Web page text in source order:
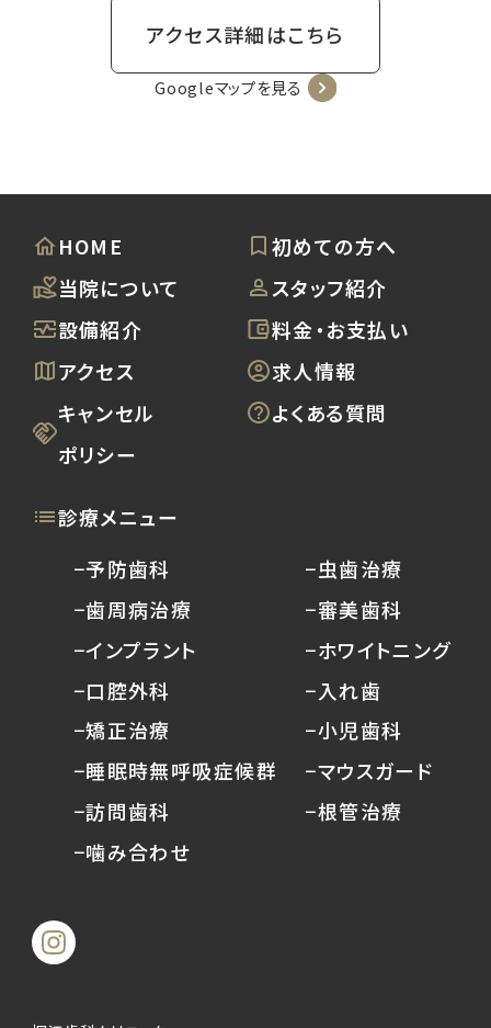
アクセス詳細はこちら
Googleマップを見る
HOME
初めての方へ
当院について
スタッフ紹介
設備紹介
料金・お支払い
アクセス
求人情報
キャンセル
ポリシー
よくある質問
診療メニュー
−予防歯科
−歯周病治療
−インプラント
−口腔外科
−矯正治療
−睡眠時無呼吸症候群
−訪問歯科
−噛み合わせ
−虫歯治療
−審美歯科
−ホワイトニング
−入れ歯
−小児歯科
−マウスガード
−根管治療